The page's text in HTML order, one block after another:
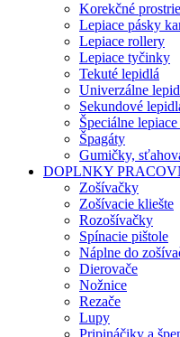
Korekčné
Lepiace pásky
Lepiace rollery
Lepiace tyčinky
Tekuté lepidlá
Univerzálne
Sekundové
Špeciálne
Špagáty
Gumičky,
DOPLNKY
Zošívačky
Zošívacie kliešte
Rozošívačky
Spínacie pištole
Náplne do
Dierovače
Nožnice
Rezače
Lupy
Pripináčiky a